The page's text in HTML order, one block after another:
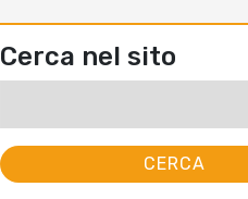
Cerca nel sito